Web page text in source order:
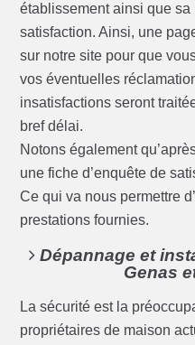
établissement ainsi que
satisfaction. Ainsi, une
sur notre site pour que
vos éventuelles
insatisfactions seront
bref délai.
Notons également
une fiche d’enquête de
Ce qui va nous permettre
prestations fournies.
Dépannage et
Genas
La sécurité est la
propriétaires de maison